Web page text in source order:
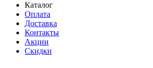
Каталог
Оплата
Доставка
Контакты
Акции
Скидки